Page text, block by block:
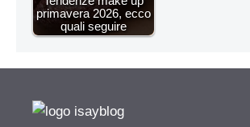
primavera 2026, ecco
quali seguire